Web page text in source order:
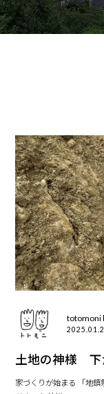
totomoni
土地の神様 下
家づくりが始まる 「地